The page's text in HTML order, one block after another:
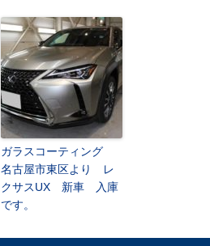
ガラスコーティング
名古屋市東区より レ
クサスUX 新車 入庫
です。